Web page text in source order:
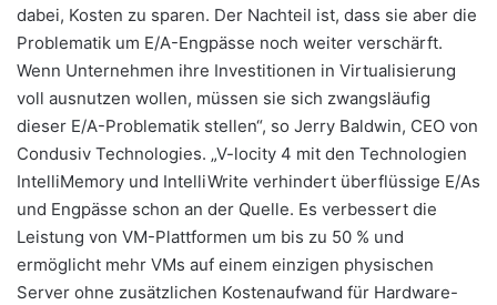
dabei, Kosten zu sparen. Der Nachteil ist, dass sie aber die
Problematik um E/A-Engpässe noch weiter verschärft.
Wenn Unternehmen ihre Investitionen in Virtualisierung
voll ausnutzen wollen, müssen sie sich zwangsläufig
dieser E/A-Problematik stellen“, so Jerry Baldwin, CEO von
Condusiv Technologies. „V-locity 4 mit den Technologien
IntelliMemory und IntelliWrite verhindert überflüssige E/As
und Engpässe schon an der Quelle. Es verbessert die
Leistung von VM-Plattformen um bis zu 50 % und
ermöglicht mehr VMs auf einem einzigen physischen
Server ohne zusätzlichen Kostenaufwand für Hardware-